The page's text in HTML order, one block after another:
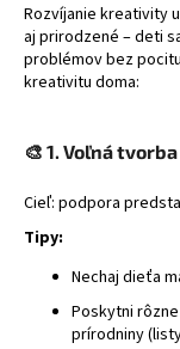
Rozvíjanie kreativity
aj prirodzené – deti
problémov bez
kreativitu doma:
🎨 1. Voľná
Cieľ: podpora
Tipy:
Nechaj dieťa
Poskytni
prírodniny
t
r
e
u
e
t